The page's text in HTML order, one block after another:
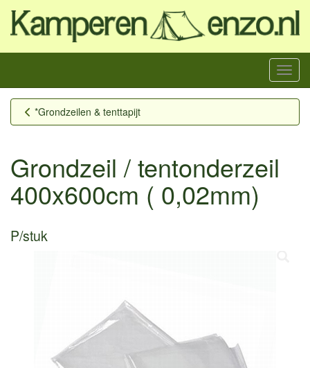
Menu
*Grondzeilen & tenttapijt
Grondzeil / tentonderzeil
400x600cm ( 0,02mm)
P/stuk